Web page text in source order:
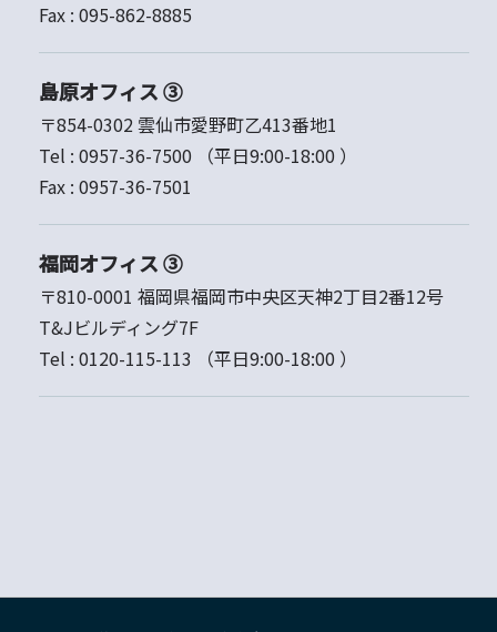
Fax : 095-862-8885
島原オフィス ③
〒854-0302 雲仙市愛野町乙413番地1
Tel : 0957-36-7500
（平日9:00-18:00 ）
Fax : 0957-36-7501
福岡オフィス ③
〒810-0001 福岡県福岡市中央区天神2丁目2番12号
T&Jビルディング7F
Tel : 0120-115-113 （平日9:00-18:00 ）